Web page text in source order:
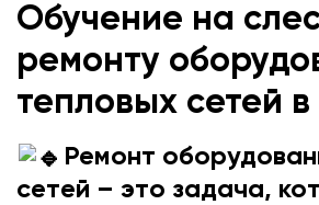
Обучение на
ремонту
тепловых сетей
Ремонт
сетей – это задача,